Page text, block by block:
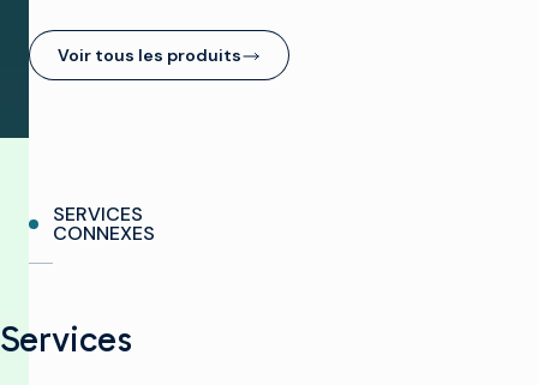
Voir tous les produits
SERVICES
CONNEXES
Services